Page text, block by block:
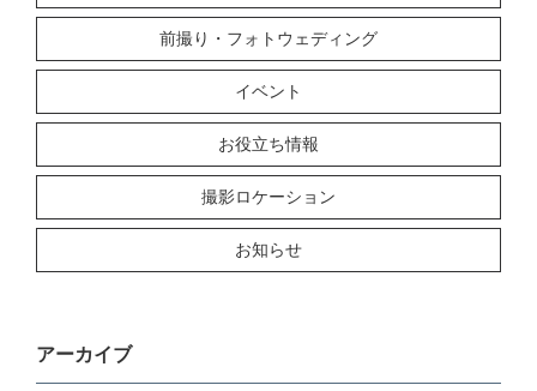
前撮り・フォトウェディング
イベント
お役立ち情報
撮影ロケーション
お知らせ
アーカイブ